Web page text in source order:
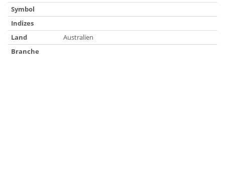
Symbol
Indizes
Land
Australien
Branche